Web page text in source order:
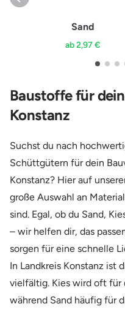
Sand
ab 2,97 €
Baustoffe für
Konstanz
Suchst du nach
Schüttgütern für dein
Konstanz? Hier auf
große Auswahl an
sind. Egal, ob du Sand,
– wir helfen dir, das
sorgen für eine schnelle
In Landkreis Konstanz ist
vielfältig. Kies wird oft für
während Sand häufig für